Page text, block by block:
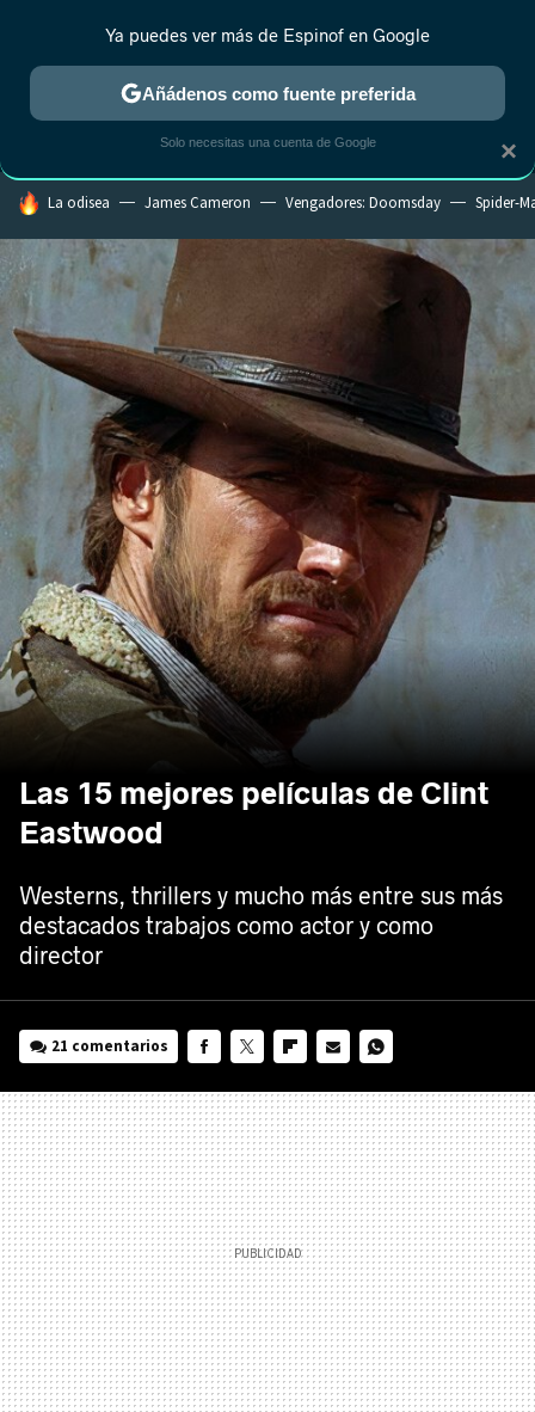
MENÚ NUEVO
ESTRENOS REALITY ANIME RANKINGS CINE
HOY SE HABLA DE
La odisea James Cameron Vengadores: Doomsday Spider-
Las 15 mejores películas de Clint
Eastwood
Westerns, thrillers y mucho más entre sus más
destacados trabajos como actor y como
director
21 comentarios
MAIL
×
Ya puedes ver más de Espinof en Google
Añádenos como fuente preferida
Solo necesitas una cuenta de Google